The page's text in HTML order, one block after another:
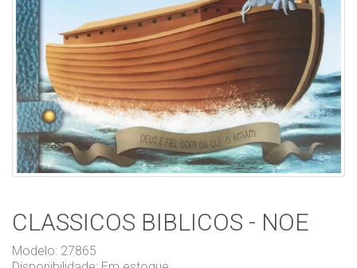
CLASSICOS BIBLICOS - NOE
Modelo: 27865